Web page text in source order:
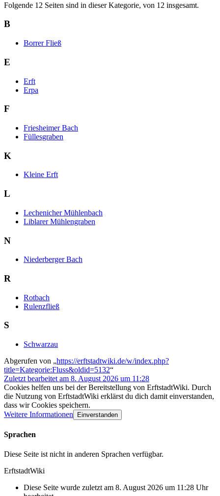
Folgende 12 Seiten sind in dieser Kategorie, von 12 insgesamt.
B
Borrer Fließ
E
Erft
Erpa
F
Friesheimer Bach
Füllesgraben
K
Kleine Erft
L
Lechenicher Mühlenbach
Liblarer Mühlengraben
N
Niederberger Bach
R
Rotbach
Rulenzfließ
S
Schwarzau
Abgerufen von „https://erftstadtwiki.de/w/index.php?
title=Kategorie:Fluss&oldid=5132“
Zuletzt bearbeitet am 8. August 2026 um 11:28
Cookies helfen uns bei der Bereitstellung von ErftstadtWiki. Durch
die Nutzung von ErftstadtWiki erklärst du dich damit einverstanden,
dass wir Cookies speichern.
Weitere Informationen
Einverstanden
Sprachen
Diese Seite ist nicht in anderen Sprachen verfügbar.
ErftstadtWiki
Diese Seite wurde zuletzt am 8. August 2026 um 11:28 Uhr